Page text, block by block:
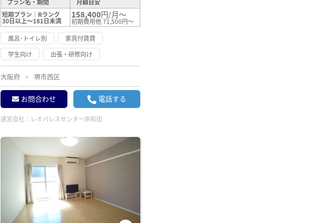
短期プラン｜Rランク
30日以上～181日未満
158,400円/月～
初期費用他 71,500円～
風呂･トイレ別
家具付賃貸
学生向け
出張・研修向け
大阪府 堺市西区
お問合わせ 電話する
運営会社： レオパレスセンター岸和田